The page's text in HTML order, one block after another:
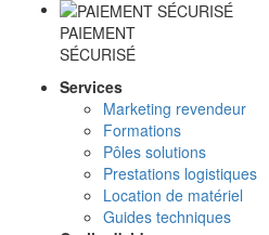
PAIEMENT
SÉCURISÉ
Services
Marketing revendeur
Formations
Pôles solutions
Prestations logistiques
Location de matériel
Guides techniques